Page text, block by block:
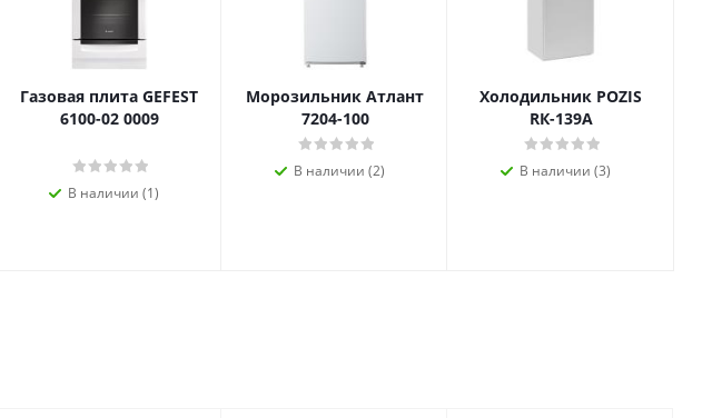
Газовая плита GEFEST
6100-02 0009
В наличии (1)
Морозильник Атлант
7204-100
В наличии (2)
Холодильник POZIS
RК-139А
В наличии (3)